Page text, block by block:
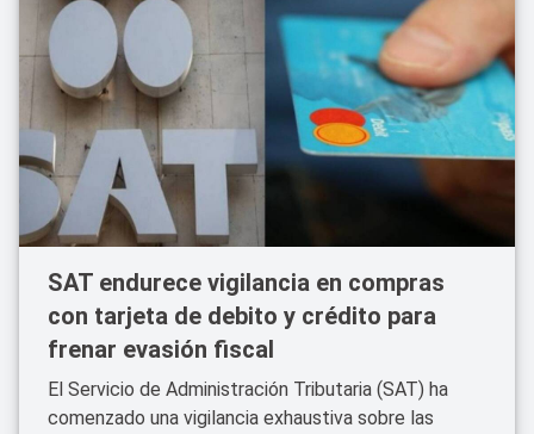
SAT endurece vigilancia en compras
con tarjeta de debito y crédito para
frenar evasión fiscal
El Servicio de Administración Tributaria (SAT) ha
comenzado una vigilancia exhaustiva sobre las